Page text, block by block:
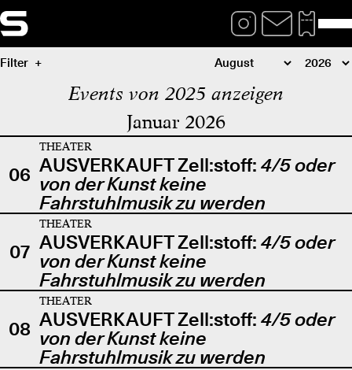
Filter
Events von 2025 anzeigen
Januar 2026
06
THEATER
AUSVERKAUFT Zell:stoff: 4/5 oder
von der Kunst keine
Fahrstuhlmusik zu werden
07
THEATER
AUSVERKAUFT Zell:stoff: 4/5 oder
von der Kunst keine
Fahrstuhlmusik zu werden
08
THEATER
AUSVERKAUFT Zell:stoff: 4/5 oder
von der Kunst keine
Fahrstuhlmusik zu werden